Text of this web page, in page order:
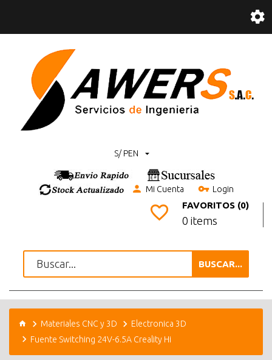
S/ PEN
Mi Cuenta Login
FAVORITOS (0)
0 items
BUSCAR...
Materiales CNC y 3D
Electronica 3D
Fuente Switching 24V-6.5A Creality Hi